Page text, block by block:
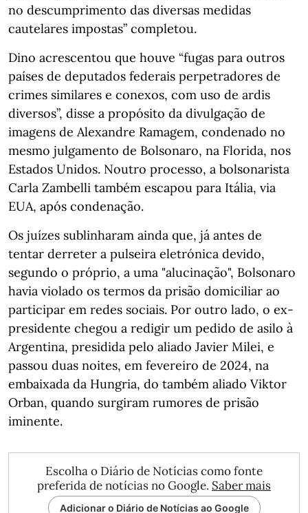
no descumprimento das diversas medidas
cautelares impostas” completou.
Dino acrescentou que houve “fugas para outros
países de deputados federais perpetradores de
crimes similares e conexos, com uso de ardis
diversos”, disse a propósito da divulgação de
imagens de Alexandre Ramagem, condenado no
mesmo julgamento de Bolsonaro, na Florida, nos
Estados Unidos. Noutro processo, a bolsonarista
Carla Zambelli também escapou para Itália, via
EUA, após condenação.
Os juízes sublinharam ainda que, já antes de
tentar derreter a pulseira eletrónica devido,
segundo o próprio, a uma "alucinação", Bolsonaro
havia violado os termos da prisão domiciliar ao
participar em redes sociais. Por outro lado, o ex-
presidente chegou a redigir um pedido de asilo à
Argentina, presidida pelo aliado Javier Milei, e
passou duas noites, em fevereiro de 2024, na
embaixada da Hungria, do também aliado Viktor
Orban, quando surgiram rumores de prisão
iminente.
Escolha o Diário de Notícias como fonte
preferida de notícias no Google. Saber mais
Adicionar o Diário de Notícias ao Google